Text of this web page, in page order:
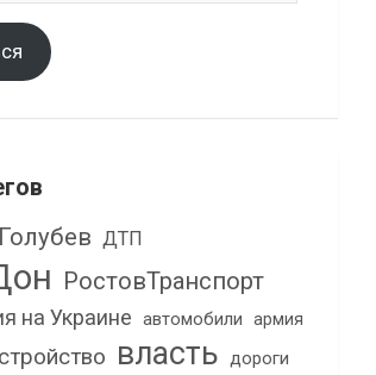
ДТП
РостовТранспорт
на Украине автомобили армия
власть дороги